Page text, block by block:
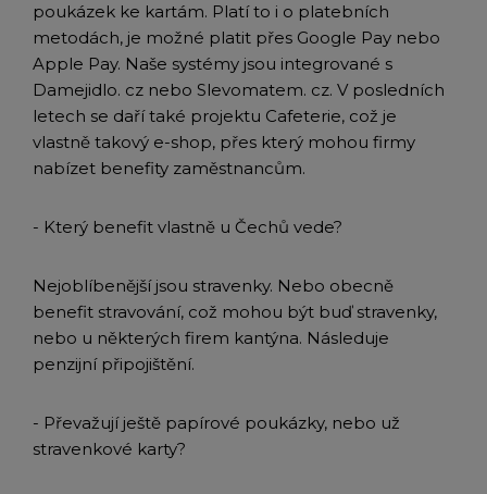
poukázek ke kartám. Platí to i o platebních
metodách, je možné platit přes Google Pay nebo
Apple Pay. Naše systémy jsou integrované s
Damejidlo. cz nebo Slevomatem. cz. V posledních
letech se daří také projektu Cafeterie, což je
vlastně takový e-shop, přes který mohou firmy
nabízet benefity zaměstnancům.
- Který benefit vlastně u Čechů vede?
Nejoblíbenější jsou stravenky. Nebo obecně
benefit stravování, což mohou být buď stravenky,
nebo u některých firem kantýna. Následuje
penzijní připojištění.
- Převažují ještě papírové poukázky, nebo už
stravenkové karty?